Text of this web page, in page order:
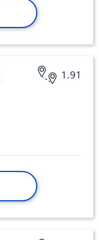
1.91